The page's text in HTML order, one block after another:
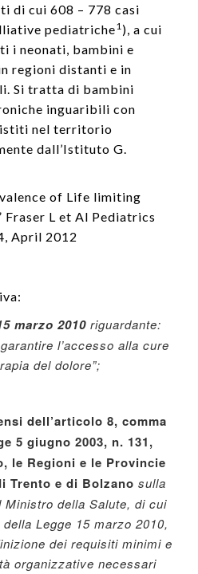
di cui 608 – 778 casi
pediatriche1 ), a cui
i neonati, bambini e
regioni distanti e in
Si tratta di bambini
inguaribili con
nel territorio
dall’Istituto G.
of Life limiting
Fraser L et Al Pediatrics
April 2012
marzo 2010 riguardante:
l’accesso alla cure
del dolore”;
dell’articolo 8, comma
5 giugno 2003, n. 131,
le Regioni e le Provincie
Trento e di Bolzano sulla
Ministro della Salute, di cui
della Legge 15 marzo 2010,
dei requisiti minimi e
organizzative necessari